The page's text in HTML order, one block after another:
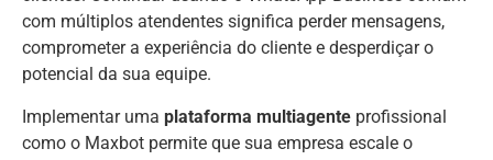
com múltiplos atendentes significa perder mensagens,
comprometer a experiência do cliente e desperdiçar o
potencial da sua equipe.
Implementar uma plataforma multiagente profissional
como o Maxbot permite que sua empresa escale o